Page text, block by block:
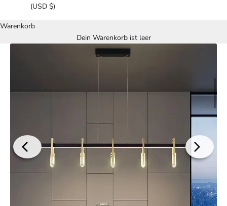
(USD $)
Warenkorb
Dein Warenkorb ist leer